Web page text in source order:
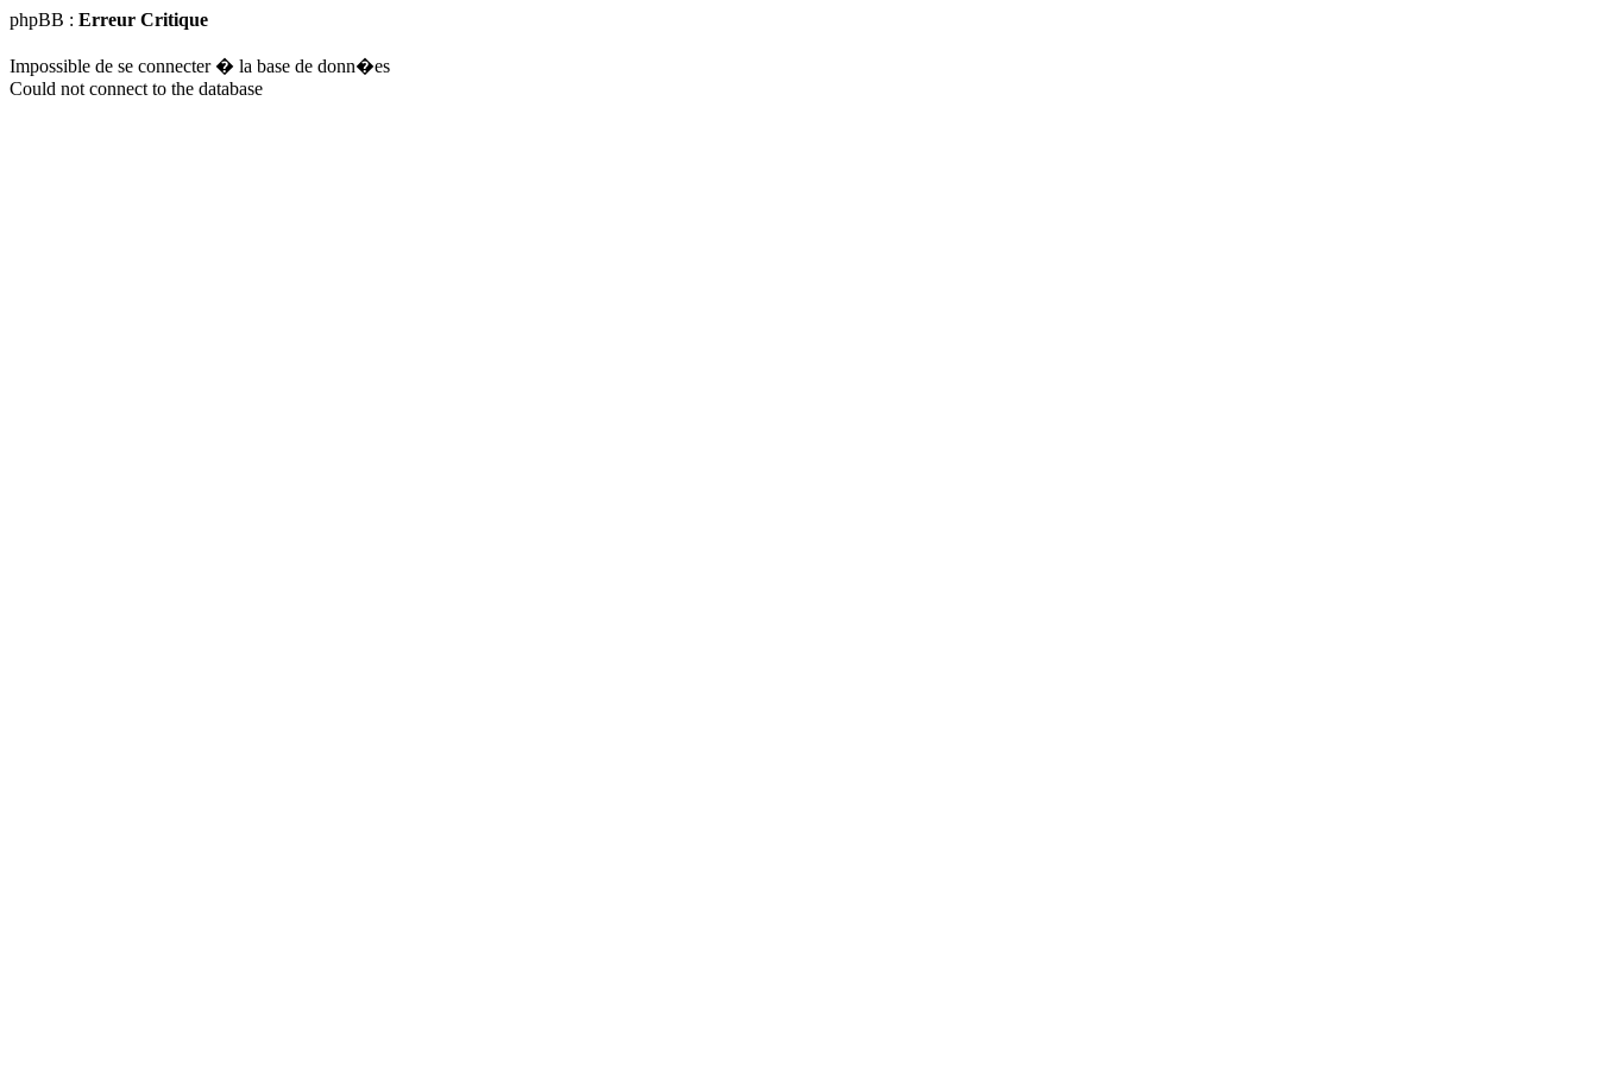
phpBB : Erreur Critique
Impossible de se connecter � la base de donn�es
Could not connect to the database